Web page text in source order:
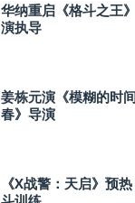
华纳重启《格斗之王
演执导
姜栋元演《模糊的时
春》导演
《X战警：天启》预